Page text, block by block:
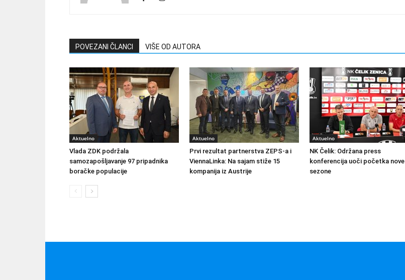
POVEZANI ČLANCI VIŠE OD AUTORA
Aktuelno
Vlada ZDK podržala
samozapošljavanje 97 pripadnika
boračke populacije
Aktuelno
Prvi rezultat partnerstva ZEPS-a i
ViennaLinka: Na sajam stiže 15
kompanija iz Austrije
Aktuelno
NK Čelik: Održana press
konferencija uoči početka nove
sezone